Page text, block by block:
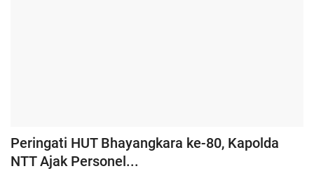
Peringati HUT Bhayangkara ke-80, Kapolda
NTT Ajak Personel...